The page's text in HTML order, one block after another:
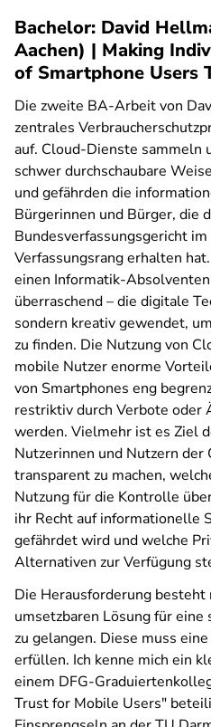
Bachelor: David
Aachen) | Making
of Smartphone Users
Die zweite BA-Arbeit von
zentrales
auf. Cloud-Dienste sammeln
schwer durchschaubare
und gefährden die
Bürgerinnen und Bürger, die
Bundesverfassungsgericht
Verfassungsrang erhalten
einen Informatik-
überraschend – die digitale
sondern kreativ gewendet,
zu finden. Die Nutzung von
mobile Nutzer enorme
von Smartphones eng
restriktiv durch Verbote oder
werden. Vielmehr ist es Ziel
Nutzerinnen und Nutzern
transparent zu machen,
Nutzung für die Kontrolle
ihr Recht auf informationelle
gefährdet wird und welche
Alternativen zur Verfügung
Die Herausforderung besteht
umsetzbaren Lösung für
zu gelangen. Diese muss
erfüllen. Ich kenne mich ein
einem DFG-
Trust for Mobile Users"